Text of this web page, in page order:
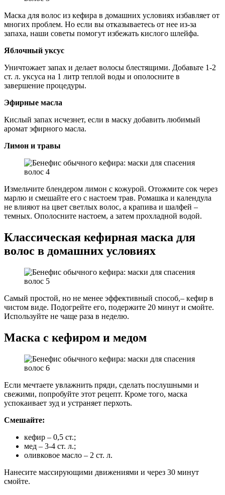
Маска для волос из кефира в домашних условиях избавляет от
многих проблем. Но если вы отказываетесь от нее из-за
запаха, наши советы помогут избежать кислого шлейфа.
Яблочный уксус
Уничтожает запах и делает волосы блестящими. Добавьте 1-2
ст. л. уксуса на 1 литр теплой воды и ополосните в
завершение процедуры.
Эфирные масла
Кислый запах исчезнет, если в маску добавить любимый
аромат эфирного масла.
Лимон и травы
Измельчите блендером лимон с кожурой. Отожмите сок через
марлю и смешайте его с настоем трав. Ромашка и календула
не влияют на цвет светлых волос, а крапива и шалфей –
темных. Ополосните настоем, а затем прохладной водой.
Классическая кефирная маска для
волос в домашних условиях
Самый простой, но не менее эффективный способ,– кефир в
чистом виде. Подогрейте его, подержите 20 минут и смойте.
Используйте не чаще раза в неделю.
Маска с кефиром и медом
Если мечтаете увлажнить пряди, сделать послушными и
свежими, попробуйте этот рецепт. Кроме того, маска
успокаивает зуд и устраняет перхоть.
Смешайте:
кефир – 0,5 ст.;
мед – 3-4 ст. л.;
оливковое масло – 2 ст. л.
Нанесите массирующими движениями и через 30 минут
смойте.